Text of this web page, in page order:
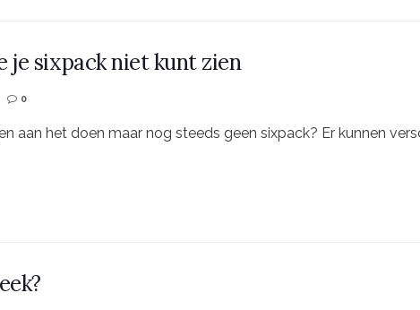
je sixpack niet kunt zien
0
aan het doen maar nog steeds geen sixpack? Er kunnen